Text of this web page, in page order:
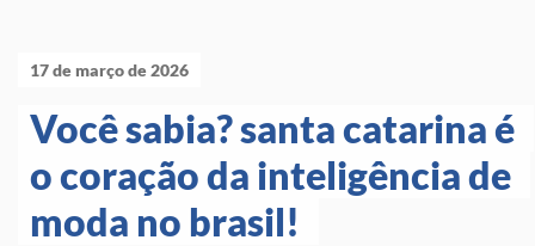
17 de março de 2026
Você sabia? santa catarina é
o coração da inteligência de
moda no brasil!